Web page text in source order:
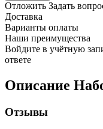
Отложить Задать
Доставка
Варианты оплаты
Наши преимущества
Войдите в учётную
ответе
Описание
Отзывы